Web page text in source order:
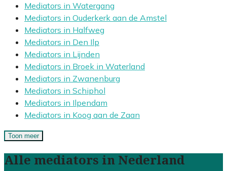
Mediators in Watergang
Mediators in Ouderkerk aan de Amstel
Mediators in Halfweg
Mediators in Den Ilp
Mediators in Lijnden
Mediators in Broek in Waterland
Mediators in Zwanenburg
Mediators in Schiphol
Mediators in Ilpendam
Mediators in Koog aan de Zaan
Toon meer
Alle mediators in Nederland